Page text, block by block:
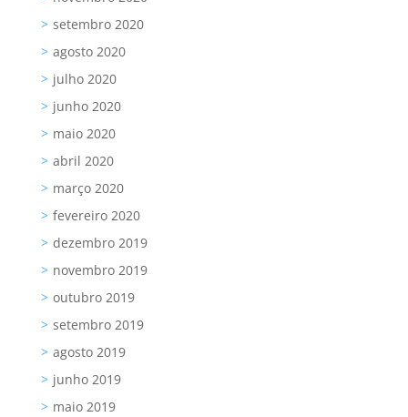
setembro 2020
agosto 2020
julho 2020
junho 2020
maio 2020
abril 2020
março 2020
fevereiro 2020
dezembro 2019
novembro 2019
outubro 2019
setembro 2019
agosto 2019
junho 2019
maio 2019